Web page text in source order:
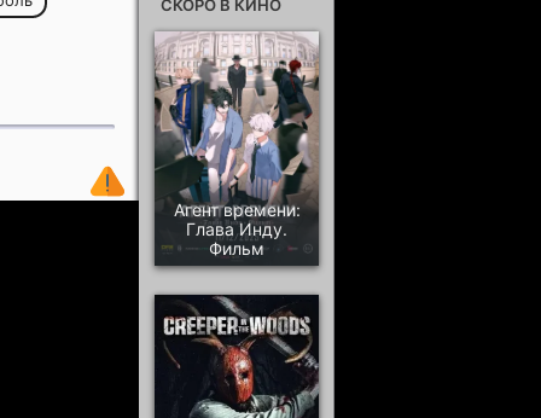
СКОРО В КИНО
Агент времени:
Глава Инду.
Фильм